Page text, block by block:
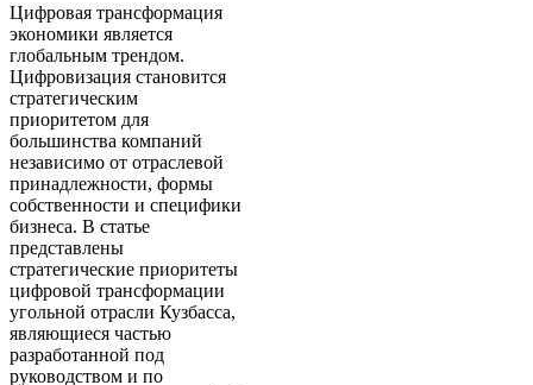
Цифровая трансформация
экономики является
глобальным трендом.
Цифровизация становится
стратегическим
приоритетом для
большинства компаний
независимо от отраслевой
принадлежности, формы
собственности и специфики
бизнеса. В статье
представлены
стратегические приоритеты
цифровой трансформации
угольной отрасли Кузбасса,
являющиеся частью
разработанной под
руководством и по